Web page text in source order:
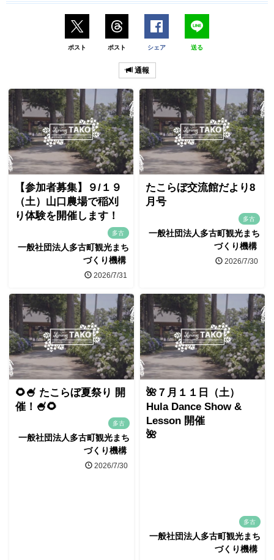
ポスト ポスト シェア 送る
通報
【参加者募集】９/１９
（土）山口農場で稲刈
り体験を開催します！
多古
一般社団法人多古町観光まち
づくり機構
2026/7/31
たこらぼ交流館だより8
月号
多古
一般社団法人多古町観光まち
づくり機構
2026/7/30
🌻🍧 たこらぼ夏祭り 開
催！🍧🌻
多古
一般社団法人多古町観光まち
づくり機構
2026/7/30
🌺７月１１日（土）
Hula Dance Show &
Lesson 開催
🌺
多古
一般社団法人多古町観光まち
づくり機構